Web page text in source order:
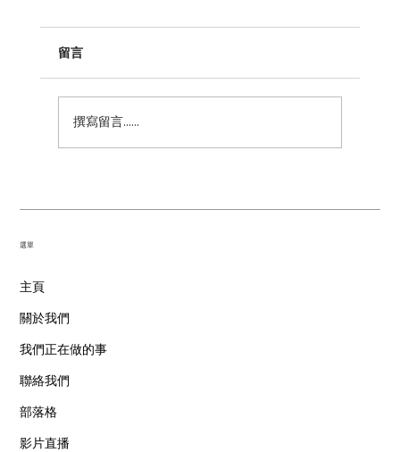
留言
撰寫留言......
主頁
關於我們
我們正在做的事
聯絡我們
部落格
影片直播
​選單